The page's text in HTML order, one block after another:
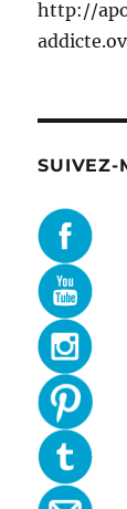
http://
SUIVEZ-